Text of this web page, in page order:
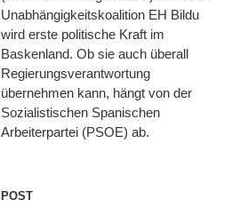
Unabhängigkeitskoalition EH Bildu
wird erste politische Kraft im
Baskenland. Ob sie auch überall
Regierungsverantwortung
übernehmen kann, hängt von der
Sozialistischen Spanischen
Arbeiterpartei (PSOE) ab.
POST